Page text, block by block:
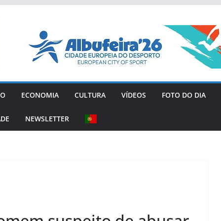
ECONOMIA CULTURA VÍDEOS FOTO DO DIA
NEWSLETTER